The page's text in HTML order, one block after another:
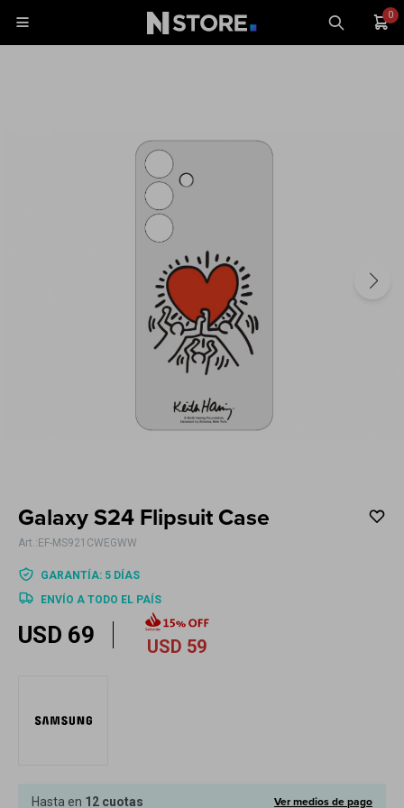
0

Galaxy S24 Flipsuit Case
EF-MS921CWEGWW
GARANTÍA: 5 DÍAS
ENVÍO A TODO EL PAÍS
USD 69 USD 59
Hasta en 12 cuotas Ver medios de pago
Hogar
Movilidad
Celulares
Tablets
Wearables
Accesorios
Monitores